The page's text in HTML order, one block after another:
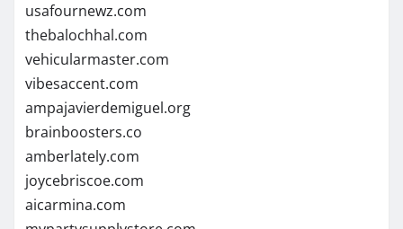
usafournewz.com
thebalochhal.com
vehicularmaster.com
vibesaccent.com
ampajavierdemiguel.org
brainboosters.co
amberlately.com
joycebriscoe.com
aicarmina.com